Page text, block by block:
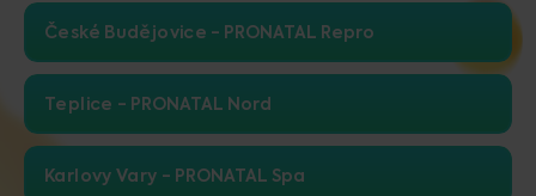
České Budějovice PRONATAL Repro
Teplice PRONATAL Nord
Karlovy Vary PRONATAL Spa